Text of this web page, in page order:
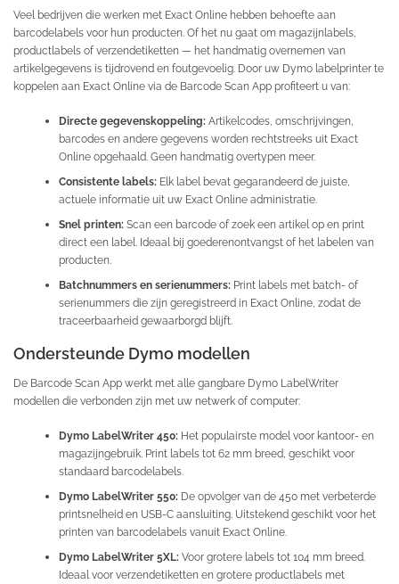
Veel bedrijven die werken met Exact Online hebben behoefte aan
barcodelabels voor hun producten. Of het nu gaat om magazijnlabels,
productlabels of verzendetiketten — het handmatig overnemen van
artikelgegevens is tijdrovend en foutgevoelig. Door uw Dymo labelprinter te
koppelen aan Exact Online via de Barcode Scan App profiteert u van:
Directe gegevenskoppeling:Artikelcodes, omschrijvingen,
barcodes en andere gegevens worden rechtstreeks uit Exact
Online opgehaald. Geen handmatig overtypen meer.
Consistente labels:Elk label bevat gegarandeerd de juiste,
actuele informatie uit uw Exact Online administratie.
Snel printen:Scan een barcode of zoek een artikel op en print
direct een label. Ideaal bij goederenontvangst of het labelen van
producten.
Batchnummers en serienummers:Print labels met batch- of
serienummers die zijn geregistreerd in Exact Online, zodat de
traceerbaarheid gewaarborgd blijft.
Ondersteunde Dymo modellen
De Barcode Scan App werkt met alle gangbare Dymo LabelWriter
modellen die verbonden zijn met uw netwerk of computer:
Dymo LabelWriter 450:Het populairste model voor kantoor- en
magazijngebruik. Print labels tot 62 mm breed, geschikt voor
standaard barcodelabels.
Dymo LabelWriter 550:De opvolger van de 450 met verbeterde
printsnelheid en USB-C aansluiting. Uitstekend geschikt voor het
printen van barcodelabels vanuit Exact Online.
Dymo LabelWriter 5XL:Voor grotere labels tot 104 mm breed.
Ideaal voor verzendetiketten en grotere productlabels met